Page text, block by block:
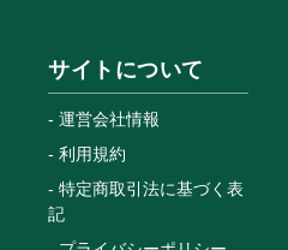
サイトについて
運営会社情報
利用規約
特定商取引法に基づく表
記